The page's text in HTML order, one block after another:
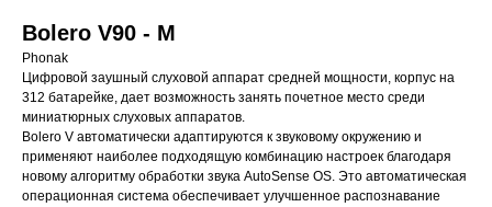
Bolero V90 - M
Phonak
Цифровой заушный слуховой аппарат средней мощности, корпус на
312 батарейке, дает возможность занять почетное место среди
миниатюрных слуховых аппаратов.
Bolero V автоматически адаптируются к звуковому окружению и
применяют наиболее подходящую комбинацию настроек благодаря
новому алгоритму обработки звука AutoSense OS. Это автоматическая
операционная система обеспечивает улучшенное распознавание